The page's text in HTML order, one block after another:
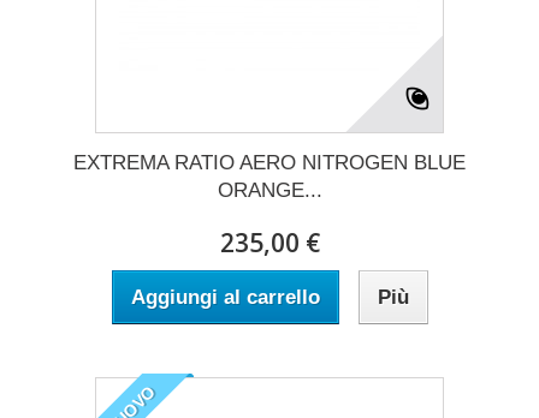
EXTREMA RATIO AERO NITROGEN BLUE
ORANGE...
235,00 €
Aggiungi al carrello Più